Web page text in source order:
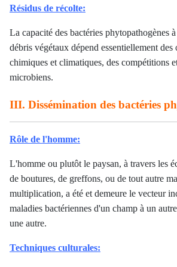
Résidus de récolte:
La capacité des bactéries phytopathogènes
débris végétaux dépend essentiellement
chimiques et climatiques, des compétitions
microbiens.
III. Dissémination des bactéries
Rôle de l'homme:
L'homme ou plutôt le paysan, à travers les
de boutures, de greffons, ou de tout autre
multiplication, a été et demeure le vecteur
maladies bactériennes d'un champ à un
une autre.
Techniques culturales: